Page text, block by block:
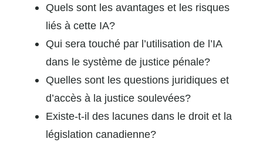
Quels sont les avantages et les risques
liés à cette IA?
Qui sera touché par l’utilisation de l’IA
dans le système de justice pénale?
Quelles sont les questions juridiques et
d’accès à la justice soulevées?
Existe-t-il des lacunes dans le droit et la
législation canadienne?